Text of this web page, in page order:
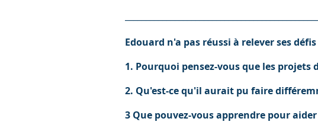
Edouard n'a pas réussi à relever ses
1. Pourquoi pensez-vous que les projets
2. Qu'est-ce qu'il aurait pu faire
3 Que pouvez-vous apprendre pour